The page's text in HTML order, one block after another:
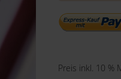
Preis inkl. 10 %